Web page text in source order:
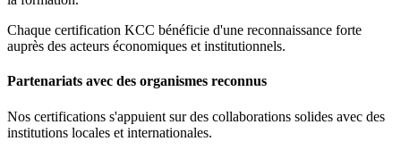
Chaque certification KCC bénéficie d'une reconnaissance forte
auprès des acteurs économiques et institutionnels.
Partenariats avec des organismes reconnus
Nos certifications s'appuient sur des collaborations solides avec des
institutions locales et internationales.